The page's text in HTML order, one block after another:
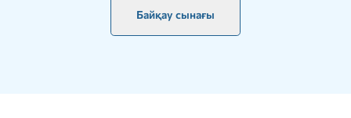
Байқау сынағы